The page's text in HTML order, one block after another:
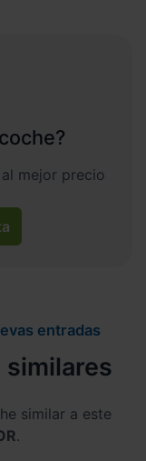
mejor precio
entradas
similares
similar a este
.